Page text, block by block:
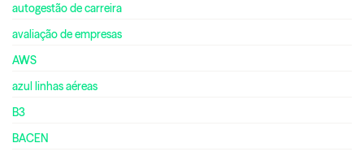
autogestão de carreira
avaliação de empresas
AWS
azul linhas aéreas
B3
BACEN